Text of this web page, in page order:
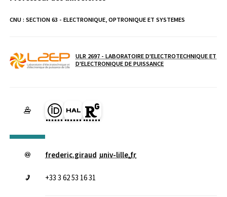
CNU : SECTION 63 - ELECTRONIQUE, OPTRONIQUE ET SYSTEMES
Laboratoire / équipe
ULR 2697 - LABORATOIRE D'ELECTROTECHNIQUE ET
D'ELECTRONIQUE DE PUISSANCE
Page Orcid du membre (Ouverture dans une nouvelle fenêtre)
HAL frederic-giraud (Ouverture dans une nouvelle fenêtre)
Page Researchgate du membre (Ouverture dans
frederic.giraud univ-lille.fr
+33 3 62 53 16 31